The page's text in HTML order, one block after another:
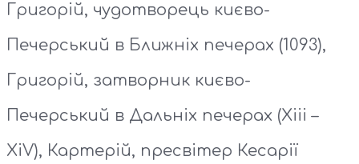
Григорій, чудотворець києво-
Печерський в Ближніх печерах (1093),
Григорій, затворник києво-
Печерський в Дальніх печерах (Хііі –
ХіV), Картерій, пресвітер Кесарії